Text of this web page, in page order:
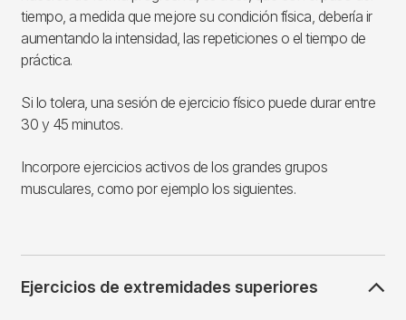
tiempo, a medida que mejore su condición física, debería ir
aumentando la intensidad, las repeticiones o el tiempo de
práctica.
Si lo tolera, una sesión de ejercicio físico puede durar entre
30 y 45 minutos.
Incorpore ejercicios activos de los grandes grupos
musculares, como por ejemplo los siguientes.
Ejercicios de extremidades superiores